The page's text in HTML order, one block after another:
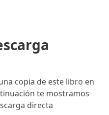
copia de este libro en
te mostramos
directa